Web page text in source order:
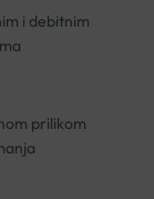
i debitnim
prilikom